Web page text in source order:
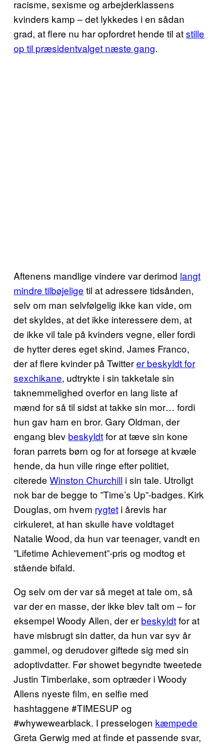
racisme, sexisme og arbejderklassens
kvinders kamp – det lykkedes i en sådan
grad, at flere nu har opfordret hende til atstille
op til præsidentvalget næste gang.
Aftenens mandlige vindere var derimod langt
mindre tilbøjelige til at adressere tidsånden,
selv om man selvfølgelig ikke kan vide, om
det skyldes, at det ikke interessere dem, at
de ikke vil tale på kvinders vegne, eller fordi
de hytter deres eget skind. James Franco,
der af flere kvinder på Twitterer beskyldt for
sexchikane, udtrykte i sin takketale sin
taknemmelighed overfor en lang liste af
mænd for så til sidst at takke sin mor… fordi
hun gav ham en bror. Gary Oldman, der
engang blev beskyldtfor at tæve sin kone
foran parrets børn og for at forsøge at kvæle
hende, da hun ville ringe efter politiet,
citerede Winston Churchill i sin tale. Utroligt
nok bar de begge to ”Time’s Up”-badges. Kirk
Douglas, om hvem rygtet i årevis har
cirkuleret, at han skulle have voldtaget
Natalie Wood, da hun var teenager, vandt en
”Lifetime Achievement”-pris og modtog et
stående bifald.
Og selv om der var så meget at tale om, så
var der en masse, der ikke blev talt om – for
eksempel Woody Allen, der er beskyldtfor at
have misbrugt sin datter, da hun var syv år
gammel, og derudover giftede sig med sin
adoptivdatter. Før showet begyndte tweetede
Justin Timberlake, som optræder i Woody
Allens nyeste film, en selfie med
hashtaggene #TIMESUP og
#whywewearblack. I presselogen kæmpede
Greta Gerwig med at finde et passende svar,